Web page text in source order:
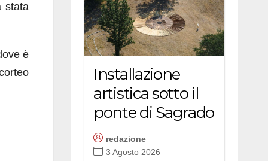
stata
è
Installazione
artistica sotto il
ponte di Sagrado
redazione
3 Agosto 2026